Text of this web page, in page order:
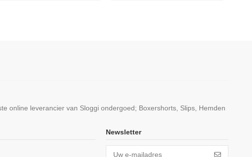
online leverancier van Sloggi ondergoed; Boxershorts, Slips, Hemden
Newsletter